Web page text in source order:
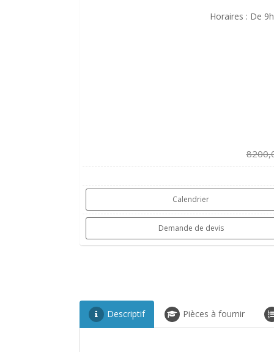
Horaires : De
Calendrier
Demande de devis
Descriptif Pièces à fournir